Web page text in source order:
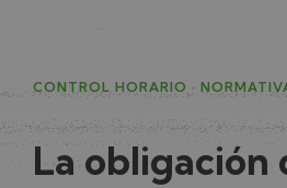
CONTROL HORARIO ·
La obligación